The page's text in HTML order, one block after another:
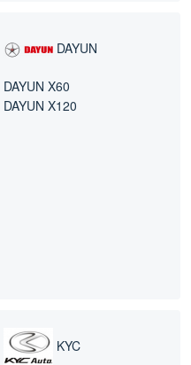
DAYUN
DAYUN X60
DAYUN X120
KYC